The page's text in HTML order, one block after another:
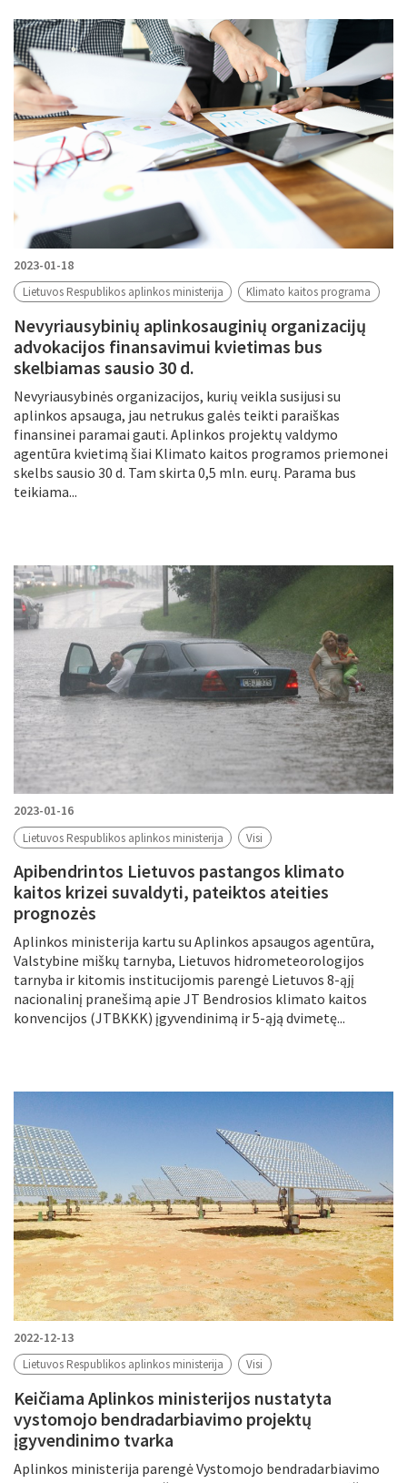
2023-01-18
Lietuvos Respublikos aplinkos ministerija Klimato kaitos programa
Nevyriausybinių aplinkosauginių organizacijų
advokacijos finansavimui kvietimas bus
skelbiamas sausio 30 d.
Nevyriausybinės organizacijos, kurių veikla susijusi su
aplinkos apsauga, jau netrukus galės teikti paraiškas
finansinei paramai gauti. Aplinkos projektų valdymo
agentūra kvietimą šiai Klimato kaitos programos priemonei
skelbs sausio 30 d. Tam skirta 0,5 mln. eurų. Parama bus
teikiama...
2023-01-16
Lietuvos Respublikos aplinkos ministerija Visi
Apibendrintos Lietuvos pastangos klimato
kaitos krizei suvaldyti, pateiktos ateities
prognozės
Aplinkos ministerija kartu su Aplinkos apsaugos agentūra,
Valstybine miškų tarnyba, Lietuvos hidrometeorologijos
tarnyba ir kitomis institucijomis parengė Lietuvos 8-ąjį
nacionalinį pranešimą apie JT Bendrosios klimato kaitos
konvencijos (JTBKKK) įgyvendinimą ir 5-ąją dvimetę...
2022-12-13
Lietuvos Respublikos aplinkos ministerija Visi
Keičiama Aplinkos ministerijos nustatyta
vystomojo bendradarbiavimo projektų
įgyvendinimo tvarka
Aplinkos ministerija parengė Vystomojo bendradarbiavimo